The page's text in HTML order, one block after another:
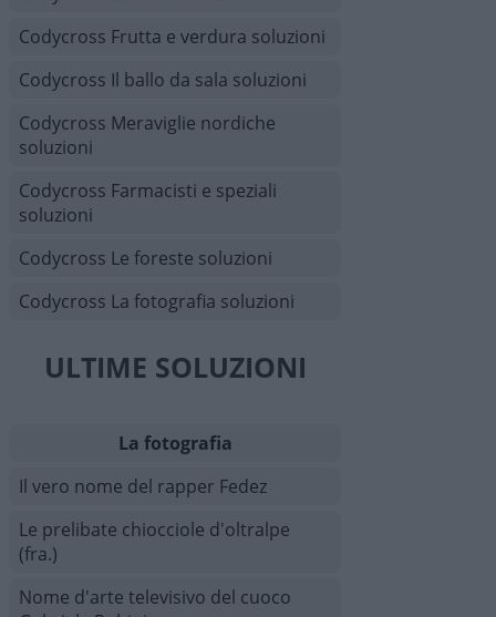
Codycross Frutta e verdura soluzioni
Codycross Il ballo da sala soluzioni
Codycross Meraviglie nordiche
soluzioni
Codycross Farmacisti e speziali
soluzioni
Codycross Le foreste soluzioni
Codycross La fotografia soluzioni
ULTIME SOLUZIONI
La fotografia
Il vero nome del rapper Fedez
Le prelibate chiocciole d'oltralpe
(fra.)
Nome d'arte televisivo del cuoco